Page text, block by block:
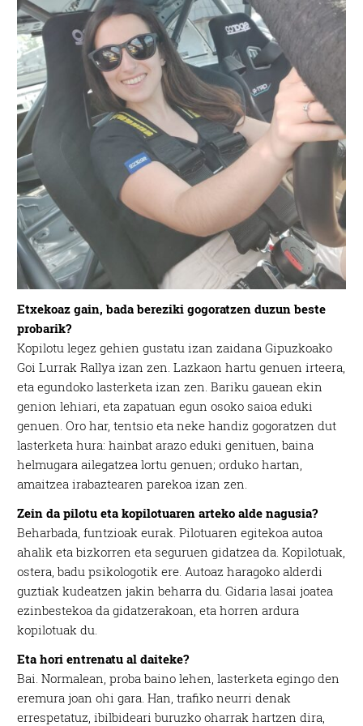
Etxekoaz gain, bada bereziki gogoratzen duzun beste
probarik?
Kopilotu legez gehien gustatu izan zaidana Gipuzkoako
Goi Lurrak Rallya izan zen. Lazkaon hartu genuen irteera,
eta egundoko lasterketa izan zen. Bariku gauean ekin
genion lehiari, eta zapatuan egun osoko saioa eduki
genuen. Oro har, tentsio eta neke handiz gogoratzen dut
lasterketa hura: hainbat arazo eduki genituen, baina
helmugara ailegatzea lortu genuen; orduko hartan,
amaitzea irabaztearen parekoa izan zen.
Zein da pilotu eta kopilotuaren arteko alde nagusia?
Beharbada, funtzioak eurak. Pilotuaren egitekoa autoa
ahalik eta bizkorren eta seguruen gidatzea da. Kopilotuak,
ostera, badu psikologotik ere. Autoaz haragoko alderdi
guztiak kudeatzen jakin beharra du. Gidaria lasai joatea
ezinbestekoa da gidatzerakoan, eta horren ardura
kopilotuak du.
Eta hori entrenatu al daiteke?
Bai. Normalean, proba baino lehen, lasterketa egingo den
eremura joan ohi gara. Han, trafiko neurri denak
errespetatuz, ibilbideari buruzko oharrak hartzen dira,